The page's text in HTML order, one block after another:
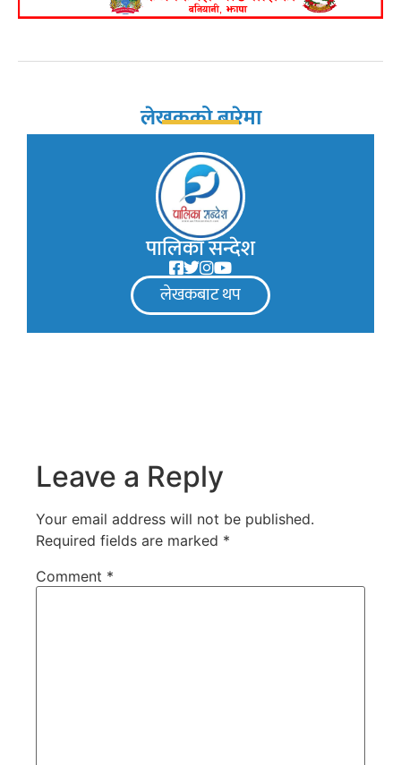
लेखकको बारेमा
पालिका सन्देश
लेखकबाट थप
Leave a Reply
Your email address will not be published.
Required fields are marked *
Comment *